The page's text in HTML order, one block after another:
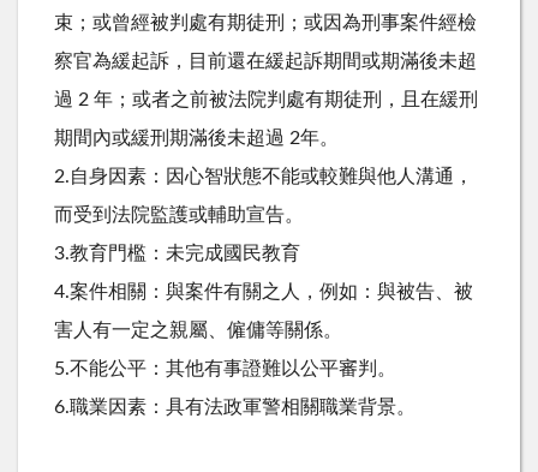
束；或曾經被判處有期徒刑；或因為刑事案件經檢
察官為緩起訴，目前還在緩起訴期間或期滿後未超
過 2 年；或者之前被法院判處有期徒刑，且在緩刑
期間內或緩刑期滿後未超過 2年。
2.自身因素：因心智狀態不能或較難與他人溝通，
而受到法院監護或輔助宣告。
3.教育門檻：未完成國民教育
4.案件相關：與案件有關之人，例如：與被告、被
害人有一定之親屬、僱傭等關係。
5.不能公平：其他有事證難以公平審判。
6.職業因素：具有法政軍警相關職業背景。